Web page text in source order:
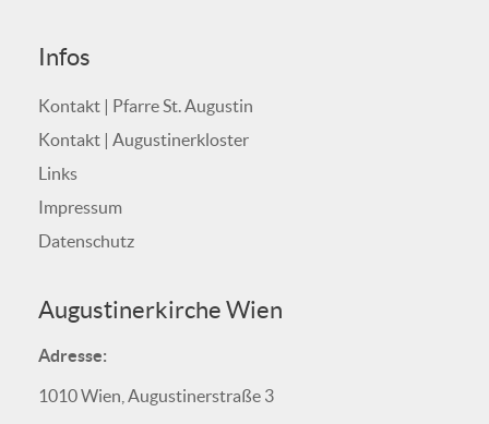
Infos
Kontakt | Pfarre St. Augustin
Kontakt | Augustinerkloster
Links
Impressum
Datenschutz
Augustinerkirche Wien
Adresse:
1010 Wien, Augustinerstraße 3